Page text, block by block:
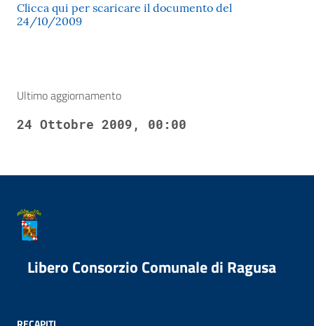
Clicca qui per scaricare il documento del
24/10/2009
Ultimo aggiornamento
24 Ottobre 2009, 00:00
Libero Consorzio Comunale di Ragusa